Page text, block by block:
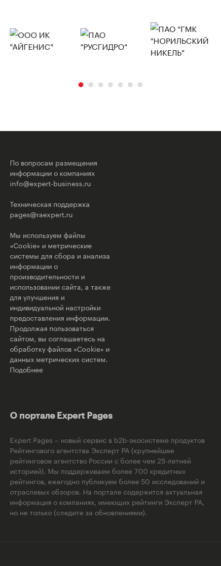
По вопросам размещения
информации о компаниях
info@expert-business.ru
Техническая поддержка
pages@raexpert.ru
Мы используем файлы
«Cookie» и метрические
системы для сбора и анализа
информации о
производительности и
использовании сайта, а также
для улучшения и
индивидуальной настройки
предоставления информации.
Продолжая пользоваться
сайтом, вы соглашаетесь на
обработку файлов «Cookie» и
данных метрических систем.
Подобнее
О портале Expert Pages
Expert Pages – новый сервис в b2b-экосистеме продуктов
Рейтингового агентства Эксперт РА (крупнейшее
рейтинговое агентство России с более чем 25-летней
историей). Мы поддерживаем более 700 кредитных
рейтингов, ежегодно публикуем более 50 исследований и
отраслевых обзоров. На портале содержится актуальная
информация о компаниях, имеющих рейтинги Эксперт РА,
но не только (следите за обновлениями).